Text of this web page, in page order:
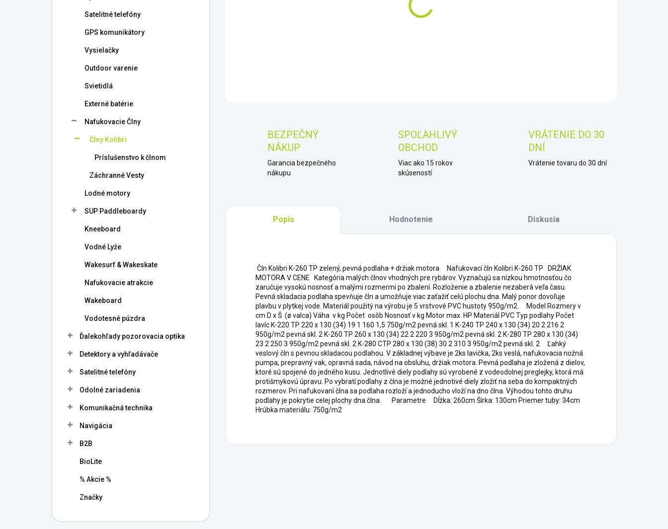
Satelitné telefóny
GPS komunikátory
Vysielačky
Outdoor varenie
Svietidlá
Externé batérie
Nafukovacie Člny
Člny Kolibri
Príslušenstvo k člnom
Záchranné Vesty
Lodné motory
SUP Paddleboardy
Kneeboard
Vodné Lyže
Wakesurf & Wakeskate
Nafukovacie atrakcie
Wakeboard
Vodotesné púzdra
Ďalekohľady pozorovacia optika
Detektory a vyhľadávače
Satelitné telefóny
Odolné zariadenia
Komunikačná technika
Navigácia
B2B
BioLite
% Akcie %
Značky
BEZPEČNÝ
NÁKUP
Garancia bezpečného
nákupu
SPOĽAHLIVÝ
OBCHOD
Viac ako 15 rokov
skúseností
VRÁTENIE DO 30
DNÍ
Vrátenie tovaru do 30 dní
Popis Hodnotenie Diskusia
Čln Kolibri K-260 TP zelený, pevná podlaha + držiak motora Nafukovací čln Kolibri K-260 TP DRŽIAK
MOTORA V CENE Kategória malých člnov vhodných pre rybárov. Vyznačujú sa nízkou hmotnosťou čo
zaručuje vysokú nosnosť a malými rozmermi po zbalení. Rozloženie a zbalenie nezaberá veľa času.
Pevná skladacia podlaha spevňuje čln a umožňuje viac zaťažiť celú plochu dna. Malý ponor dovoľuje
plavbu v plytkej vode. Materiál použitý na výrobu je 5 vrstvové PVC hustoty 950g/m2. Model Rozmery v
cm D x Š (ø valca) Váha v kg Počet osôb Nosnosť v kg Motor max. HP Materiál PVC Typ podlahy Počet
lavíc K-220 TP 220 x 130 (34) 19 1 160 1,5 750g/m2 pevná skl. 1 K-240 TP 240 x 130 (34) 20 2 216 2
950g/m2 pevná skl. 2 K-260 TP 260 x 130 (34) 22 2 220 3 950g/m2 pevná skl. 2 K-280 TP 280 x 130 (34)
23 2 250 3 950g/m2 pevná skl. 2 K-280 CTP 280 x 130 (38) 30 2 310 3 950g/m2 pevná skl. 2 Ľahký
veslový čln s pevnou skladacou podlahou. V základnej výbave je 2ks lavička, 2ks veslá, nafukovacia nožná
pumpa, prepravný vak, opravná sada, návod na obsluhu, držiak motora. Pevná podlaha je zložená z dielov,
ktoré sú spojené do jedného kusu. Jednotlivé diely podlahy sú vyrobené z vodeodolnej preglejky, ktorá má
protišmykovú úpravu. Po vybratí podlahy z člna je možné jednotivé diely zložiť na seba do kompaktných
rozmerov. Pri nafukovaní člna sa podlaha rozloží a jednoducho vloží na dno člna. Výhodou tohto druhu
podlahy je pokrytie celej plochy dna člna. Parametre Dĺžka: 260cm Šírka: 130cm Priemer tuby: 34cm
Hrúbka materiálu: 750g/m2